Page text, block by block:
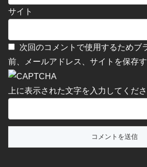
サイト
次回のコメントで使用するためブ
前、メールアドレス、サイトを保存す
上に表示された文字を入力してくださ